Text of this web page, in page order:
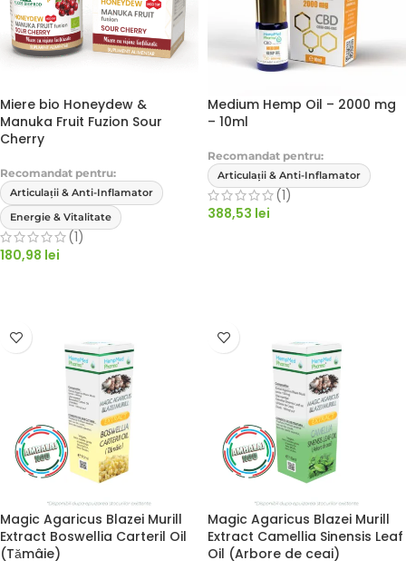
Miere bio Honeydew &
Manuka Fruit Fuzion Sour
Cherry
Recomandat pentru:
Articulații & Anti-Inflamator
Energie & Vitalitate
(1)
180,98 lei
Medium Hemp Oil – 2000 mg
– 10ml
Recomandat pentru:
Articulații & Anti-Inflamator
(1)
388,53 lei
Magic Agaricus Blazei Murill
Extract Boswellia Carteril Oil
(Tămâie)
Magic Agaricus Blazei Murill
Extract Camellia Sinensis Leaf
Oil (Arbore de ceai)